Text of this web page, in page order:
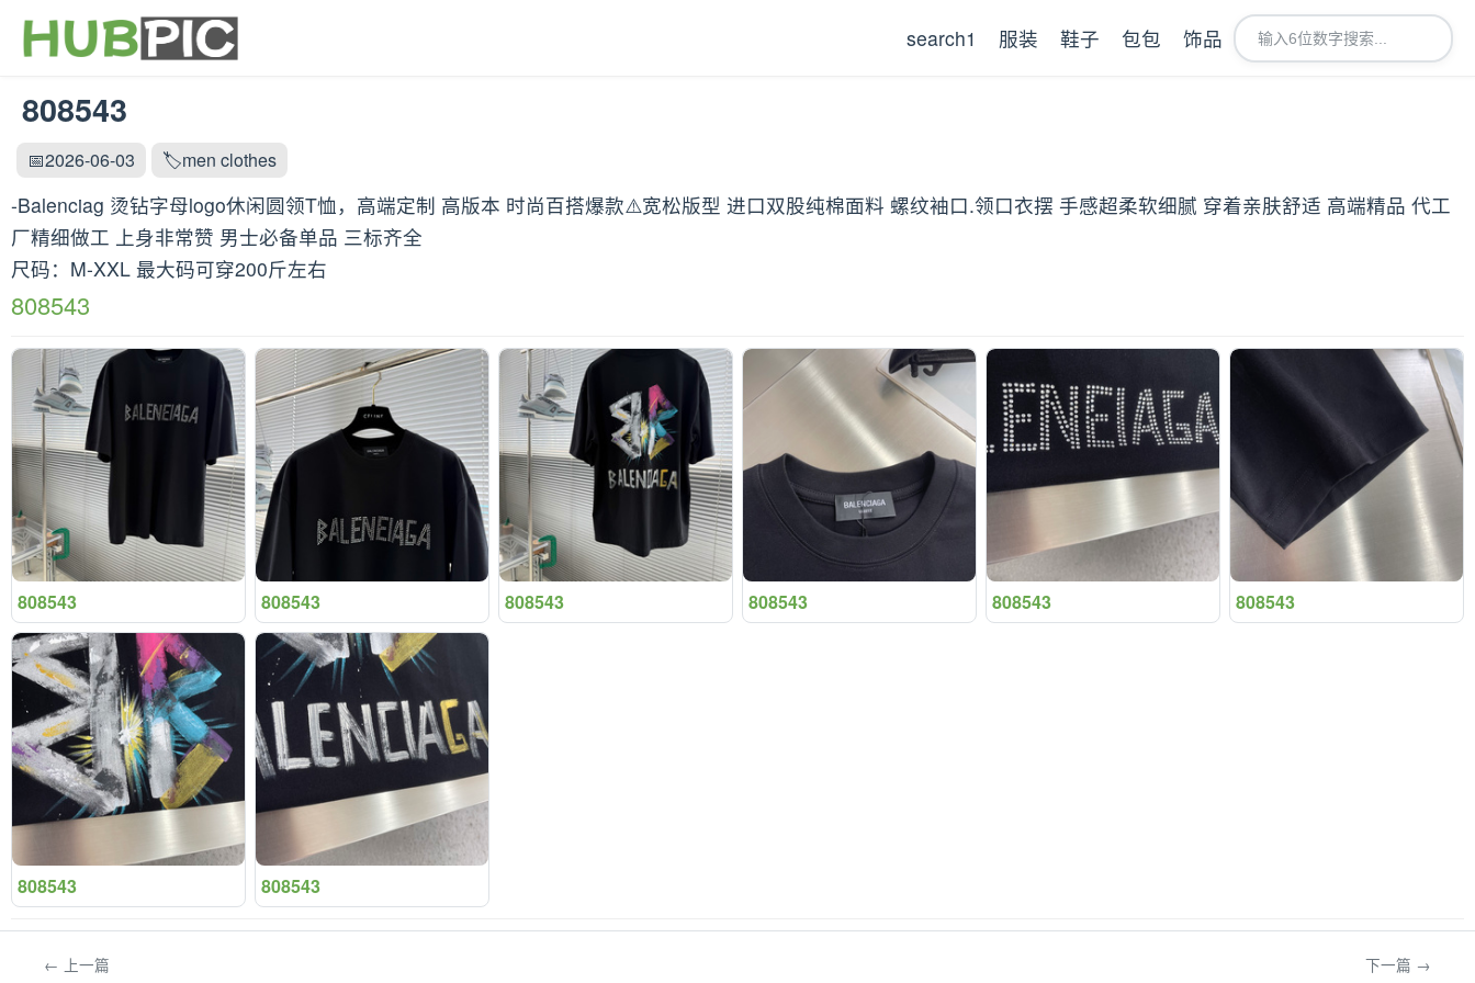
search1 服装 鞋子 包包 饰品
808543
📅2026-06-03 🏷️men clothes
-Balenciag 烫钻字母logo休闲圆领T恤，高端定制 高版本 时尚百搭爆款⚠️宽松版型 进口双股纯棉面料 螺纹袖口.领口衣摆 手感超柔软细腻 穿着亲肤舒适 高端精品 代工
厂精细做工 上身非常赞 男士必备单品 三标齐全
尺码：M-XXL 最大码可穿200斤左右
808543
808543 808543 808543 808543 808543 808543
808543 808543
← 上一篇 下一篇 →